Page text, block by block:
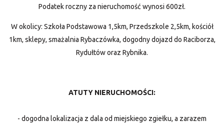
Podatek roczny za nieruchomość wynosi 600zł.
W okolicy: Szkoła Podstawowa 1,5km, Przedszkole 2,5km, kościół
1km, sklepy, smażalnia Rybaczówka, dogodny dojazd do Raciborza,
Rydułtów oraz Rybnika.
ATUTY NIERUCHOMOŚCI:
- dogodna lokalizacja z dala od miejskiego zgiełku, a zarazem